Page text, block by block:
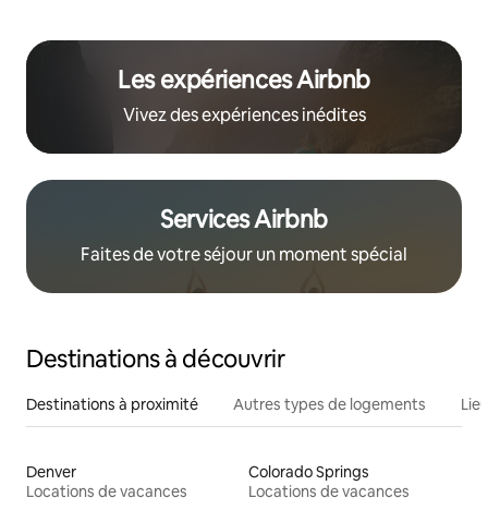
Les expériences Airbnb
Vivez des expériences inédites
Services Airbnb
Faites de votre séjour un moment spécial
Destinations à découvrir
Destinations à proximité Autres types de logements
Denver
Locations de vacances
Colorado Springs
Locations de vacances